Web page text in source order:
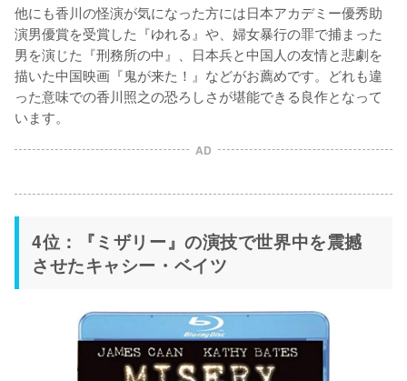
他にも香川の怪演が気になった方には日本アカデミー優秀助
演男優賞を受賞した『ゆれる』や、婦女暴行の罪で捕まった
男を演じた『刑務所の中』、日本兵と中国人の友情と悲劇を
描いた中国映画『鬼が来た！』などがお薦めです。どれも違
った意味での香川照之の恐ろしさが堪能できる良作となって
います。
AD
4位：『ミザリー』の演技で世界中を震撼
させたキャシー・ベイツ